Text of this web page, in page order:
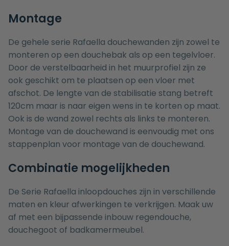
Montage
De gehele serie Rafaella douchewanden zijn zowel te
monteren op een douchebak als op een tegelvloer.
Door de verstelbaarheid in het muurprofiel zijn ze
ook geschikt om te plaatsen op een vloer met
afschot. De lengte van de stabilisatie stang betreft
120cm maar is naar eigen wens in te korten op maat.
Ook is de wand zowel rechts als links te monteren.
Montage van de douchewand is eenvoudig met ons
stappenplan voor montage van de douchewand.
Combinatie mogelijkheden
De Serie Rafaella inloopdouches zijn in verschillende
maten en kleur afwerkingen te verkrijgen. Maak uw
af met een bijpassende inbouw regendouche,
douchegoot of badkamermeubel.